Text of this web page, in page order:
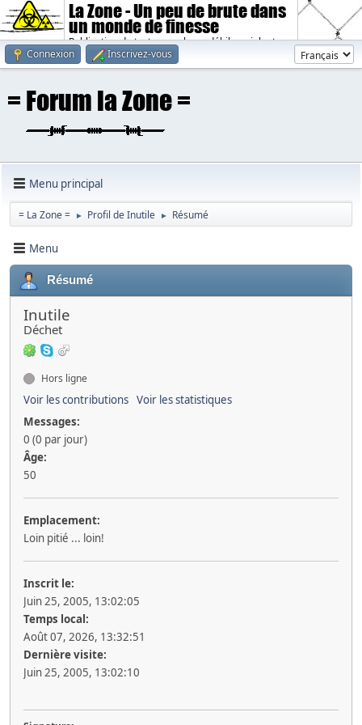
La Zone - Un peu de brute dans
un monde de finesse
Publication de textes sombres, débiles, violents.
Connexion
Inscrivez-vous
Menu principal
= La Zone = ► Profil de Inutile ► Résumé
Menu
Résumé
Inutile
Déchet
Hors ligne
Voir les contributions Voir les statistiques
Messages:
0 (0 par jour)
Âge:
50
Emplacement:
Loin pitié ... loin!
Inscrit le:
Juin 25, 2005, 13:02:05
Temps local:
Août 07, 2026, 13:32:51
Dernière visite:
Juin 25, 2005, 13:02:10